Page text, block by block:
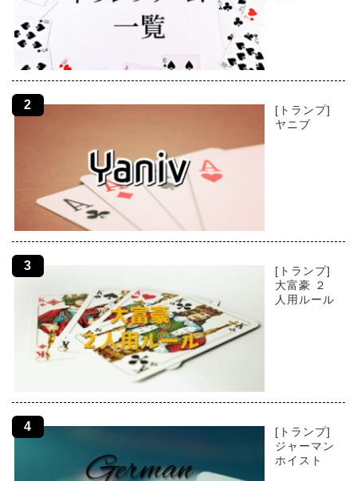
[トランプ]
ヤニブ
[トランプ]
大富豪 ２
人用ルール
[トランプ]
ジャーマン
ホイスト